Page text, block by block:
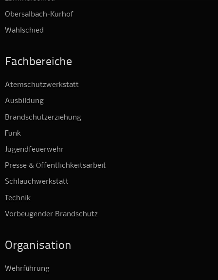
Obersalbach-Kurhof
Wahlschied
Fachbereiche
Atemschutzwerkstatt
Ausbildung
Brandschutzerziehung
Funk
Jugendfeuerwehr
Presse & Öffentlichkeitsarbeit
Schlauchwerkstatt
Technik
Vorbeugender Brandschutz
Organisation
Wehrführung